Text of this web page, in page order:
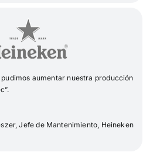
pudimos aumentar nuestra producción
Jefe de Mantenimiento, Heineken